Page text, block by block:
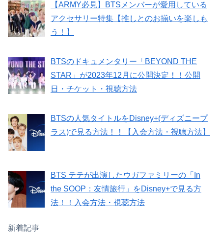
【ARMY必見】BTSメンバーが愛用している
アクセサリー特集【推しとのお揃いを楽しも
う！】
BTSのドキュメンタリー「BEYOND THE
STAR」が2023年12月に公開決定！！公開
日・チケット・視聴方法
BTSの人気タイトルをDisney+(ディズニープ
ラス)で見る方法！！【入会方法・視聴方法】
BTS テテが出演したウガファミリーの「In
the SOOP：友情旅行」をDisney+で見る方
法！！入会方法・視聴方法
新着記事